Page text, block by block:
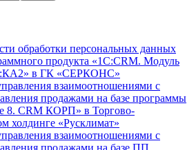
обработки персональных данных
продукта «1С:CRM. Модуль
в ГК «СЕРКОНС»
взаимоотношениями с
продажами на базе программы
8. CRM КОРП» в Торгово-
холдинге «Русклимат»
взаимоотношениями с
продажами на базе ПП